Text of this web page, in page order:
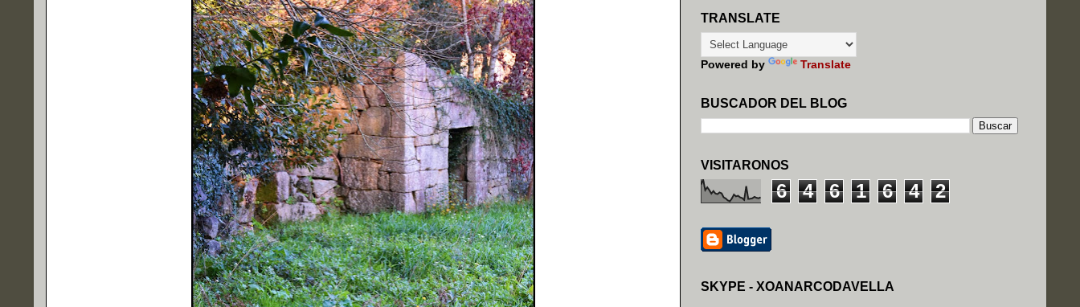
TRANSLATE
Powered by Translate
BUSCADOR DEL BLOG
VISITARONOS
6 4 6 1 6 4 2
SKYPE - XOANARCODAVELLA